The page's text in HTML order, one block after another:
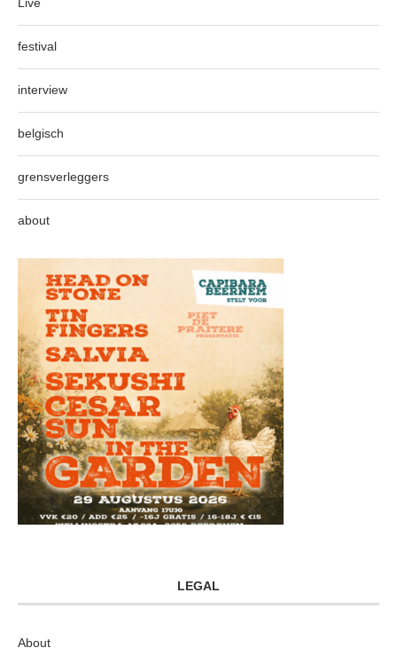
Live
festival
interview
belgisch
grensverleggers
about
LEGAL
About